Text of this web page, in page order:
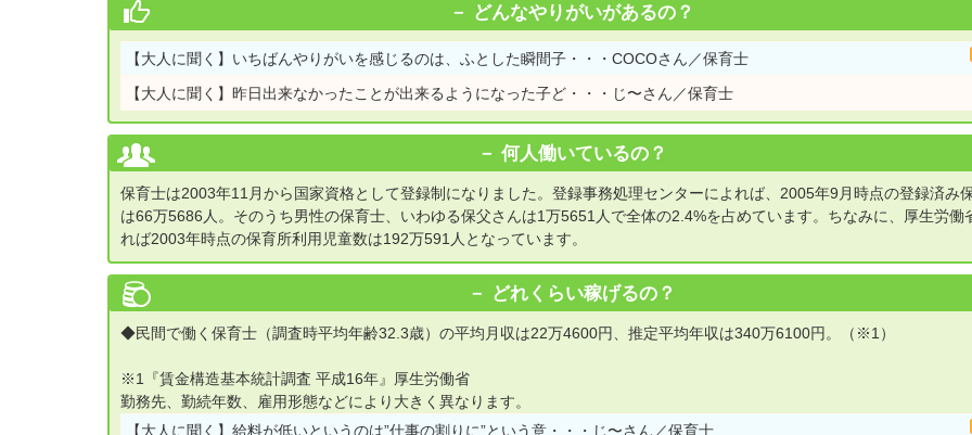
どんなやりがいがあるの？
【大人に聞く】 いちばんやりがいを感じるのは、ふとした瞬間子・・・COCOさん／保育士
【大人に聞く】 昨日出来なかったことが出来るようになった子ど・・・じ〜さん／保育士
何人働いているの？
保育士は2003年11月から国家資格として登録制になりました。登録事務処理センターによれば、2005年9月時点の登録済み
は66万5686人。そのうち男性の保育士、いわゆる保父さんは1万5651人で全体の2.4%を占めています。ちなみに、厚生労働
れば2003年時点の保育所利用児童数は192万591人となっています。
どれくらい稼げるの？
◆民間で働く保育士（調査時平均年齢32.3歳）の平均月収は22万4600円、推定平均年収は340万6100円。（※1）
※1『賃金構造基本統計調査 平成16年』厚生労働省
勤務先、勤続年数、雇用形態などにより大きく異なります。
【大人に聞く】 給料が低いというのは”仕事の割りに”という意・・・じ〜さん／保育士